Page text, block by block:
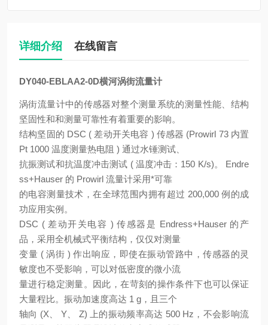
详细介绍 在线留言
DY040-EBLAA2-0D横河涡街流量计
涡街流量计中的传感器对整个测量系统的测量性能、结构
坚固性和和测量可靠性有着重要的影响。
结构坚固的 DSC ( 差动开关电容 ) 传感器 (Prowirl 73 内置
Pt 1000 温度测量热电阻 ) 通过水锤测试、
抗振测试和抗温度冲击测试 ( 温度冲击：150 K/s)。 Endre
ss+Hauser 的 Prowirl 流量计采用*可靠
的电容测量技术，在全球范围内拥有超过 200,000 例的成
功应用实例。
DSC ( 差动开关电容 ) 传感器是 Endress+Hauser 的产
品，采用全机械式平衡结构，仅仅对测量
变量 ( 涡街 ) 作出响应，即使在振动管路中，传感器的灵
敏度也不受影响，可以对低密度的微小流
量进行稳定测量。因此，在苛刻的操作条件下也可以保证
大量程比。振动加速度高达 1 g，且三个
轴向 (X、 Y、 Z) 上的振动频率高达 500 Hz，不会影响流